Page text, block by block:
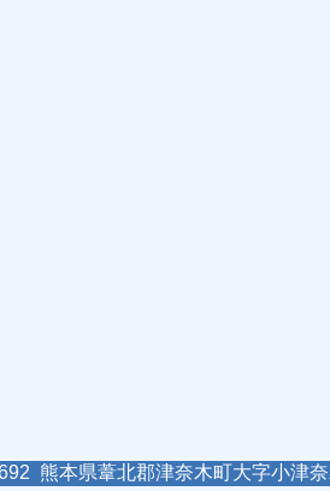
熊本県葦北郡津奈木町大字小津